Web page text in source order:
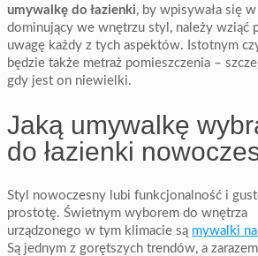
umywalkę do łazienki, by wpisywała się w
dominujący we wnętrzu styl, należy wziąć
uwagę każdy z tych aspektów. Istotnym
będzie także metraż pomieszczenia –
gdy jest on niewielki.
Jaką umywalkę
do łazienki
Styl nowoczesny lubi funkcjonalność i
prostotę. Świetnym wyborem do wnętrza
urządzonego w tym klimacie są mywalki
Są jednym z gorętszych trendów, a zarazem